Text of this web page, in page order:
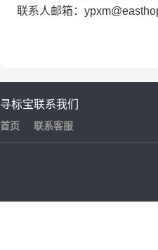
联系人邮箱：
寻标宝
首页
联系我们
联系客服